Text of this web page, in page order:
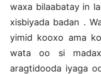
waxa bilaabatay in
xisbiyada badan .
yimid kooxo ama
wata oo si
aragtidooda iyaga